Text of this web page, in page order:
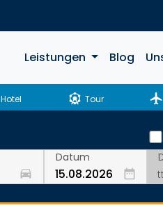
Leistungen Blog
Hotel attractions Tour flight
drive_eta
Datum
date_range